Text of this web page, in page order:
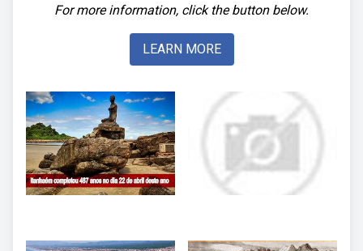
For more information, click the button below.
LEARN MORE